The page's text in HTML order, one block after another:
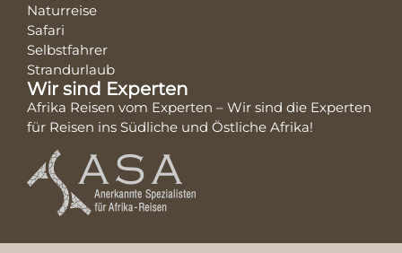
Naturreise
Safari
Selbstfahrer
Strandurlaub
Wir sind Experten
Afrika Reisen vom Experten – Wir sind die Experten
für Reisen ins Südliche und Östliche Afrika!